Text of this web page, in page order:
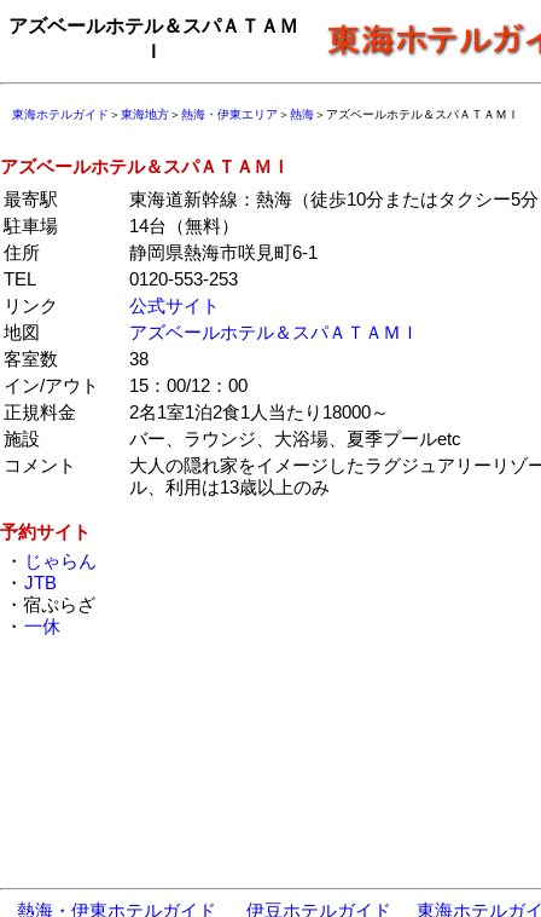
アズベールホテル＆スパＡＴＡＭ
Ｉ
東海ホテルガイド ＞東海地方＞熱海・伊東エリア ＞熱海＞アズベールホテル＆スパＡＴＡＭＩ
アズベールホテル＆スパＡＴＡＭＩ
最寄駅
東海道新幹線：熱海（徒歩10分またはタクシー5
駐車場
14台（無料）
住所
静岡県熱海市咲見町6-1
TEL
0120-553-253
リンク
公式サイト
地図
アズベールホテル＆スパＡＴＡＭＩ
客室数
38
イン/アウト
15：00/12：00
正規料金
2名1室1泊2食1人当たり18000～
施設
バー、ラウンジ、大浴場、夏季プールetc
コメント
大人の隠れ家をイメージしたラグジュアリーリゾ
ル、利用は13歳以上のみ
予約サイト
・ じゃらん
・ JTB
・宿ぷらざ
・ 一休
熱海・伊東ホテルガイド 伊豆ホテルガイド
東海ホテルガ